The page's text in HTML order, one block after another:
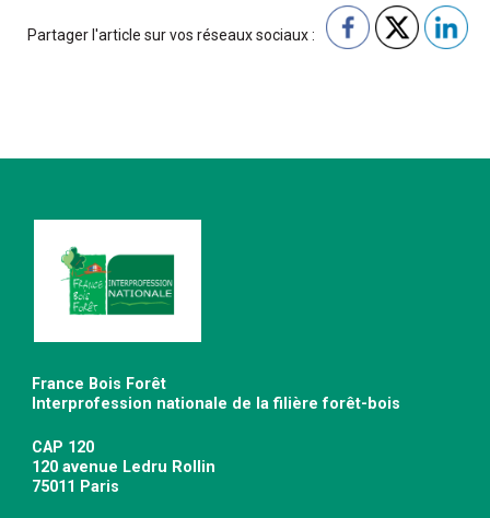
Partager l'article sur vos réseaux sociaux :
France Bois Forêt
Interprofession nationale de la filière forêt-bois
CAP 120
120 avenue Ledru Rollin
75011 Paris